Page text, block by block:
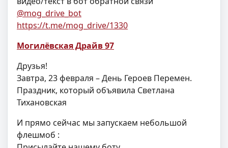
@mog_drive_bot
https://t.me/mog_drive/1330
Могилёвская Драйв 97
Друзья!
Завтра, 23 февраля – День Героев Перемен.
Праздник, который объявила Светлана
Тихановская
И прямо сейчас мы запускаем небольшой
флешмоб :